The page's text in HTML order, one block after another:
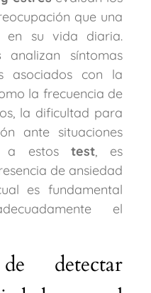
que una
en su vida diaria.
analizan síntomas
asociados con la
la frecuencia de
la dificultad para
ante situaciones
a estostest, es
de ansiedad
es fundamental
el
detectar